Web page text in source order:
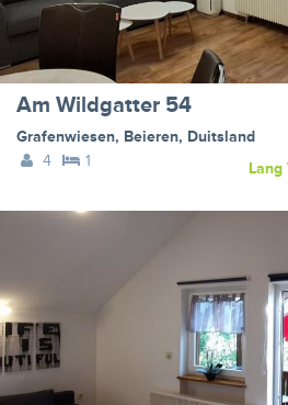
Am Wildgatter 54
Grafenwiesen, Beieren, Duitsland
4
1 Lang